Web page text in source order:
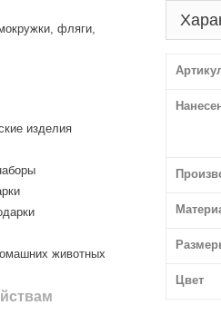
Цвет
фляги,
изделия
животных